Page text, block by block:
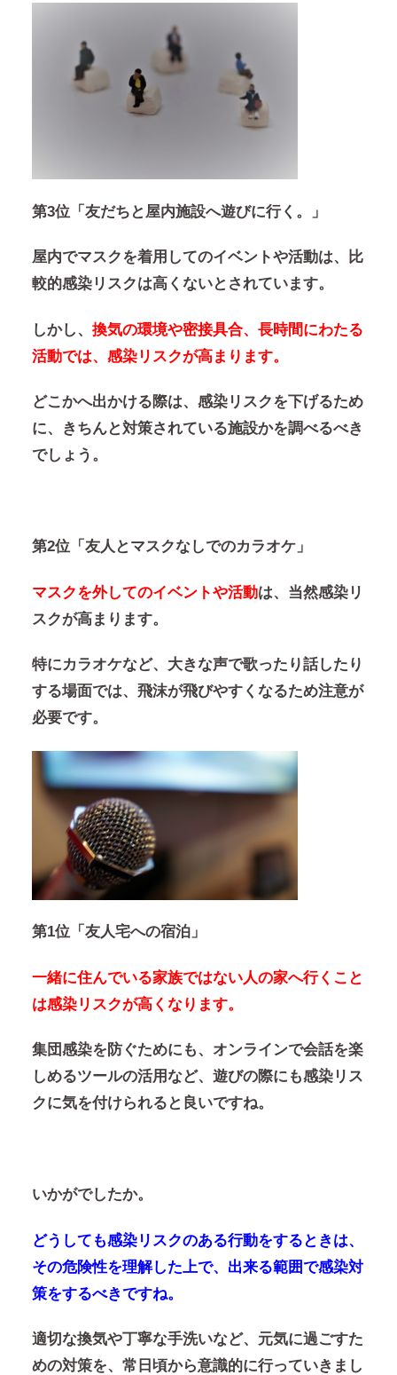
第3位「友だちと屋内施設へ遊びに行く。」
屋内でマスクを着用してのイベントや活動は、比
較的感染リスクは高くないとされています。
しかし、 換気の環境や密接具合、長時間にわたる
活動では、感染リスクが高まります。
どこかへ出かける際は、感染リスクを下げるため
に、きちんと対策されている施設かを調べるべき
でしょう。
第2位「友人とマスクなしでのカラオケ」
マスクを外してのイベントや活動は、当然感染リ
スクが高まります。
特にカラオケなど、大きな声で歌ったり話したり
する場面では、飛沫が飛びやすくなるため注意が
必要です。
第1位「友人宅への宿泊」
一緒に住んでいる家族ではない人の家へ行くこと
は感染リスクが高くなります。
集団感染を防ぐためにも、オンラインで会話を楽
しめるツールの活用など、遊びの際にも感染リス
クに気を付けられると良いですね。
いかがでしたか。
どうしても感染リスクのある行動をするときは、
その危険性を理解した上で、出来る範囲で感染対
策をするべきですね。
適切な換気や丁寧な手洗いなど、元気に過ごすた
めの対策を、常日頃から意識的に行っていきまし